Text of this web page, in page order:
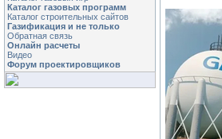
Каталог газовых программ
Каталог строительных сайтов
Газификация и не только
Обратная связь
Онлайн расчеты
Видео
Форум проектировщиков